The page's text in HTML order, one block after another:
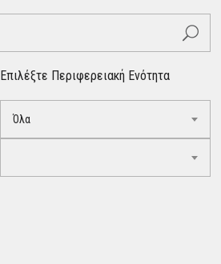
Επιλέξτε Περιφερειακή Ενότητα
Όλα